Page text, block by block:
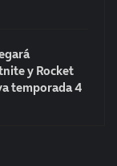
y Rocket
temporada 4